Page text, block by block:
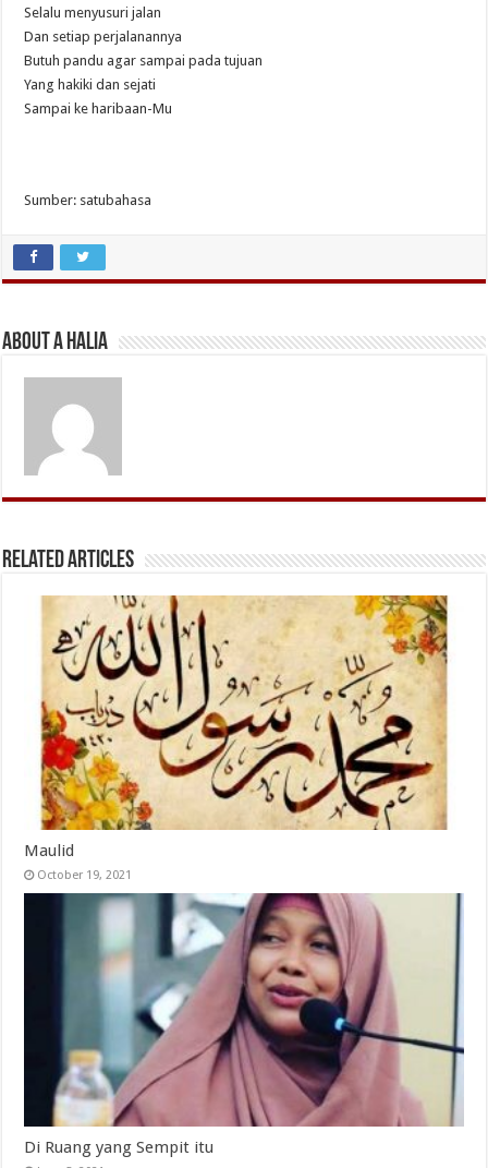
Selalu menyusuri jalan
Dan setiap perjalanannya
Butuh pandu agar sampai pada tujuan
Yang hakiki dan sejati
Sampai ke haribaan-Mu
Sumber: satubahasa
About A Halia
Related Articles
Maulid
October 19, 2021
Di Ruang yang Sempit itu